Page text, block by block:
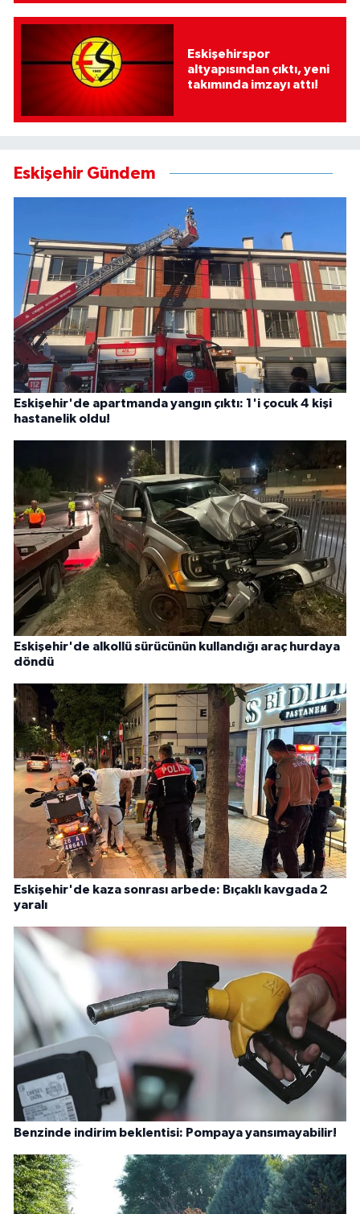
Eskişehirspor
altyapısından çıktı, yeni
takımında imzayı attı!
Eskişehir Gündem
Eskişehir'de apartmanda yangın çıktı: 1'i çocuk 4 kişi
hastanelik oldu!
Eskişehir'de alkollü sürücünün kullandığı araç hurdaya
döndü
Eskişehir'de kaza sonrası arbede: Bıçaklı kavgada 2
yaralı
Benzinde indirim beklentisi: Pompaya yansımayabilir!